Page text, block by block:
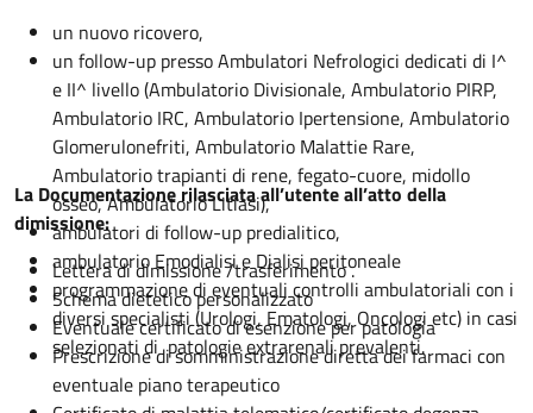
un nuovo ricovero,
un follow-up presso Ambulatori Nefrologici dedicati di I^
e II^ livello (Ambulatorio Divisionale, Ambulatorio PIRP,
Ambulatorio IRC, Ambulatorio Ipertensione, Ambulatorio
Glomerulonefriti, Ambulatorio Malattie Rare,
Ambulatorio trapianti di rene, fegato-cuore, midollo
osseo, Ambulatorio Litiasi),
ambulatori di follow-up predialitico,
ambulatorio Emodialisi e Dialisi peritoneale
programmazione di eventuali controlli ambulatoriali con i
diversi specialisti (Urologi, Ematologi, Oncologi etc) in casi
selezionati di patologie extrarenali prevalenti.
La Documentazione rilasciata all’utente all’atto della
dimissione:
Lettera di dimissione /trasferimento .
Schema dietetico personalizzato
Eventuale certificato di esenzione per patologia
Prescrizione di somministrazione diretta dei farmaci con
eventuale piano terapeutico